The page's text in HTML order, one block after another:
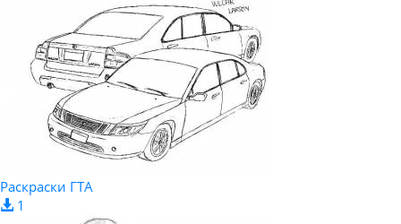
Раскраски ГТА
1